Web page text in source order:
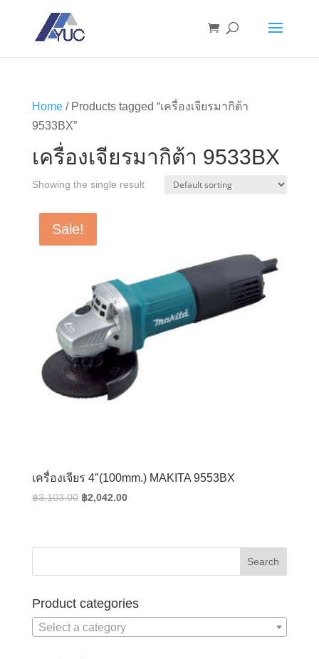
Home/ Products tagged “เครื่องเจียรมากิต้า
9533BX”
เครื่องเจียรมากิต้า 9533BX
Showing the single result
Sale!
เครื่องเจียร 4″(100mm.) MAKITA 9553BX
฿3,103.00 Original
฿3,103.00.
฿2,042.00Current
฿2,042.00.
Product categories
Select a category